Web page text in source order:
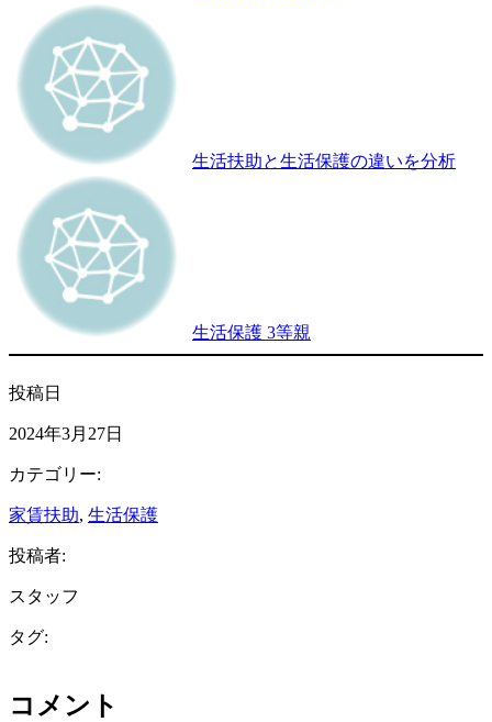
生活扶助と生活保護の違いを分析
生活保護 3等親
投稿日
2024年3月27日
カテゴリー:
家賃扶助, 生活保護
投稿者:
スタッフ
タグ:
コメント